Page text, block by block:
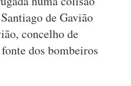
de Gavião
concelho de
dos bombeiros